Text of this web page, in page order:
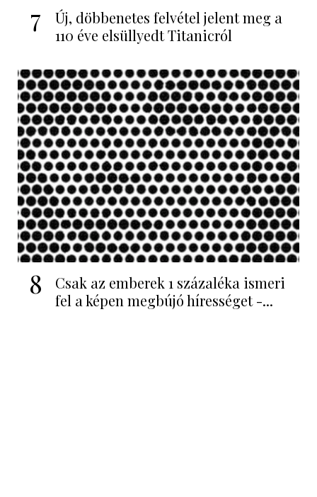
7
Új, döbbenetes felvétel jelent meg a
110 éve elsüllyedt Titanicról
8
Csak az emberek 1 százaléka ismeri
fel a képen megbújó hírességet -...